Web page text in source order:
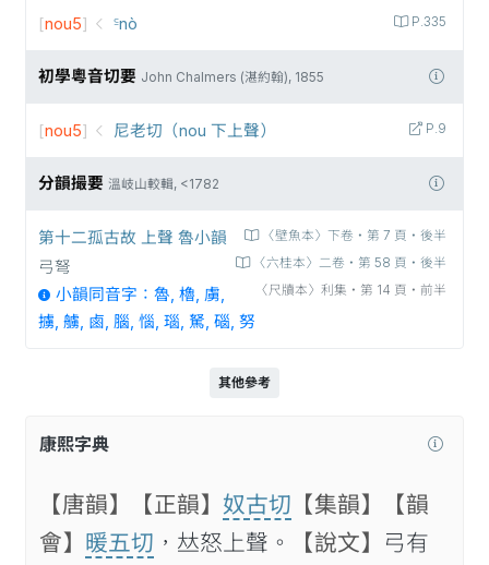
P.335
[nou5] ꜃nò
初學粵音切要 John Chalmers (湛約翰), 1855
P.9
[nou5] 尼老切（nou 下上聲）
分韻撮要 溫岐山較輯, <1782
〈壁魚本〉下卷‧第 7 頁‧後半
〈六桂本〉二卷‧第 58 頁‧後半
〈尺牘本〉利集‧第 14 頁‧前半
第十二孤古故 上聲 魯小韻
弓弩
小韻同音字：魯, 櫓, 虜,
擄, 艣, 鹵, 腦, 惱, 瑙, 駑, 碯, 努
其他參考
康熙字典
【唐韻】 【正韻】 奴古切 【集韻】
【韻
會】 暖五切 ，𠀤怒上聲。 【說文】
弓有